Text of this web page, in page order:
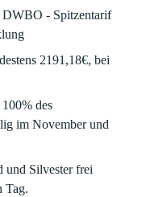
- Spitzentarif
2191,18€, bei
des
im November und
und Silvester frei
Tag.